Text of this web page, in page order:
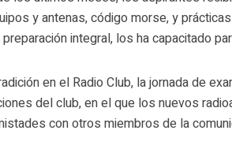
y antenas, código morse, y
preparación integral, los ha capacitado
en el Radio Club, la jornada de
del club, en el que los nuevos
con otros miembros de la